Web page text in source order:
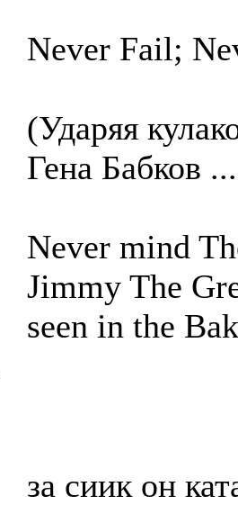
Never Fail;
(Ударяя
Гена Бабков
Never mind
Jimmy The
seen in the
за сиик он